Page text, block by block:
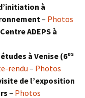
à
– Photos
ADEPS à
à Venise (6es
rendu – Photos
de l’exposition
– Photos